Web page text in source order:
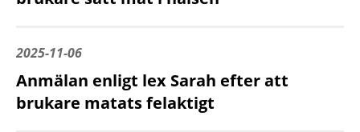
2025-11-06
Anmälan enligt lex Sarah efter att
brukare matats felaktigt